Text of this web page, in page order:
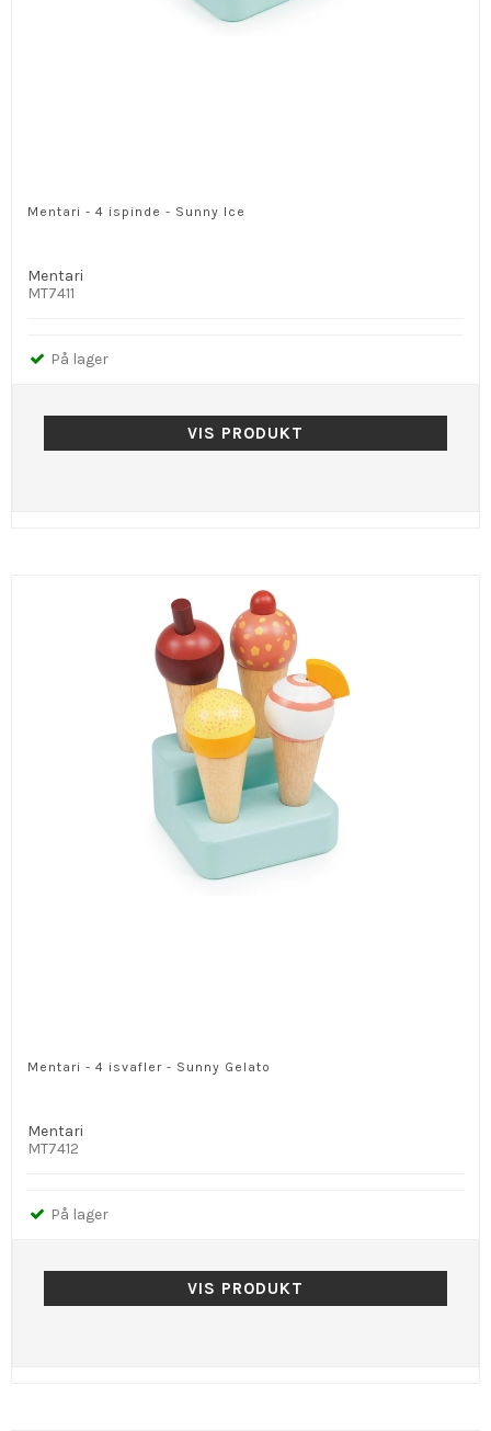
Mentari - 4 ispinde - Sunny Ice
Mentari
MT7411
På lager
VIS PRODUKT
Mentari - 4 isvafler - Sunny Gelato
Mentari
MT7412
På lager
VIS PRODUKT